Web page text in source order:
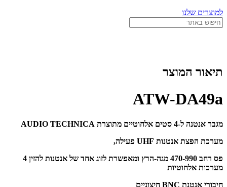
למוצרים שלנו
תיאור המוצר
ATW-DA49a
מגבר אנטנה ל-4 סטים אלחוטיים מתוצרת AUDIO TECHNICA
מערכת הפצת אנטנות UHF פעילה,
פס רחב 470-990 מגה-הרץ ומאפשרת לזוג אחד של אנטנות להזין 4
מערכות אלחוטיות
חיבורי אנטנת BNC חיצוניים